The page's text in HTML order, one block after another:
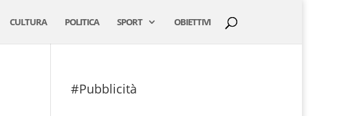
CULTURA POLITICA SPORT OBIETTIVI
#Pubblicità